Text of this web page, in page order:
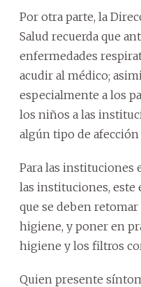
Por otra parte, la
Salud recuerda que
enfermedades
acudir al médico;
especialmente a los
los niños a las
algún tipo de
Para las instituciones
las instituciones, este
que se deben
higiene, y poner en
higiene y los filtros
Quien presente